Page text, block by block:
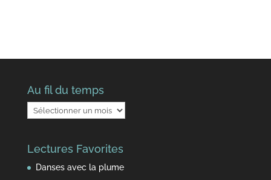
Au fil du temps
Au
fil
temps
Lectures Favorites
Danses avec la plume